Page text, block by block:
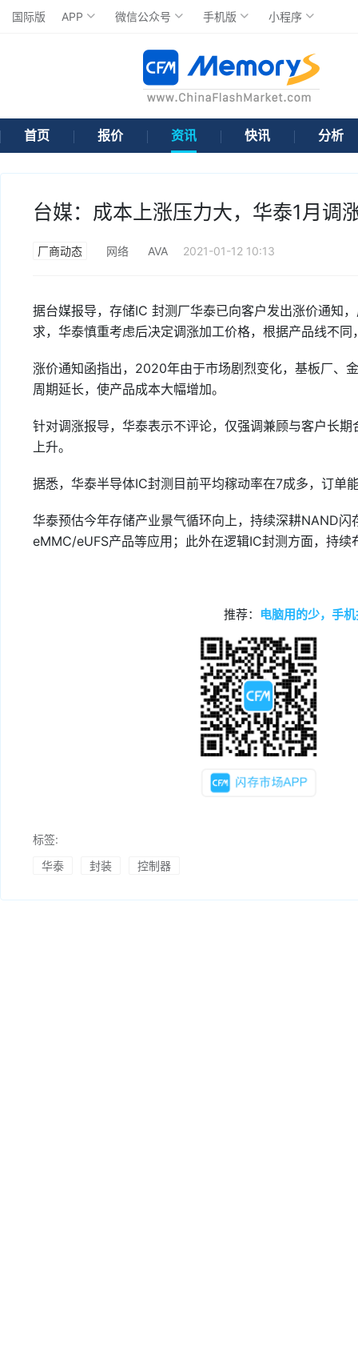
国际版 APP 微信公众号 手机版 小程序
首页 报价 资讯 快讯 分析
台媒：成本上涨压力大，华泰1月调
厂商动态 网络 AVA 2021-01-12 10:13
据台媒报导，存储IC 封测厂华泰已向客户发出涨价通知
求，华泰慎重考虑后决定调涨加工价格，根据产品线不
涨价通知函指出，2020年由于市场剧烈变化，基板厂、
周期延长，使产品成本大幅增加。
针对调涨报导，华泰表示不评论，仅强调兼顾与客户长
上升。
据悉，华泰半导体IC封测目前平均稼动率在7成多，订单
华泰预估今年存储产业景气循环向上，持续深耕NAND
eMMC/eUFS产品等应用；此外在逻辑IC封测方面，持
推荐： 电脑用的少，手
标签:
华泰
封装 控制器